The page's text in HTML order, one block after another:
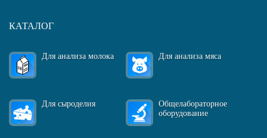
КАТАЛОГ
Для анализа молока Для анализа мяса
Для сыроделия
Общелабораторное
оборудование